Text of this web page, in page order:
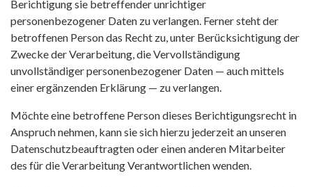
Berichtigung sie betreffender unrichtiger
personenbezogener Daten zu verlangen. Ferner steht der
betroffenen Person das Recht zu, unter Berücksichtigung der
Zwecke der Verarbeitung, die Vervollständigung
unvollständiger personenbezogener Daten — auch mittels
einer ergänzenden Erklärung — zu verlangen.
Möchte eine betroffene Person dieses Berichtigungsrecht in
Anspruch nehmen, kann sie sich hierzu jederzeit an unseren
Datenschutzbeauftragten oder einen anderen Mitarbeiter
des für die Verarbeitung Verantwortlichen wenden.